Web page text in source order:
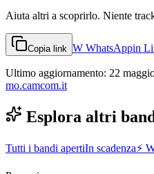
Aiuta altri a scoprirlo. Niente
Copia link W WhatsAppin
Ultimo aggiornamento: 22
mo.camcom.it
Esplora altri
Tutti i bandi apertiIn scadenza⚡